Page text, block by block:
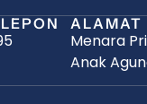
ALAMAT
Menara
Anak